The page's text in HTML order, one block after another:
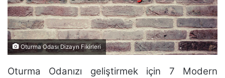
Oturma Odası Dizayn Fikirleri
Oturma Odanızı geliştirmek için 7 Modern